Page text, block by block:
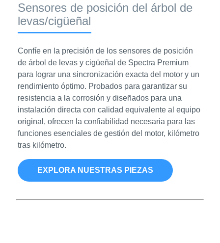
Sensores de posición del árbol de
levas/cigüeñal
Confíe en la precisión de los sensores de posición
de árbol de levas y cigüeñal de Spectra Premium
para lograr una sincronización exacta del motor y un
rendimiento óptimo. Probados para garantizar su
resistencia a la corrosión y diseñados para una
instalación directa con calidad equivalente al equipo
original, ofrecen la confiabilidad necesaria para las
funciones esenciales de gestión del motor, kilómetro
tras kilómetro.
EXPLORA NUESTRAS PIEZAS